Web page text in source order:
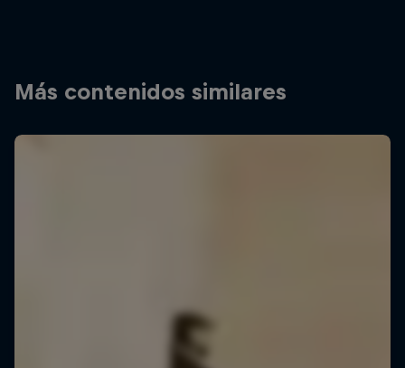
Más contenidos similares